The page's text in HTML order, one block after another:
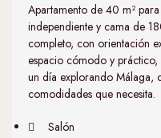
Apartamento de 40 m²
independiente y cama de
completo, con orientación
espacio cómodo y práctico,
un día explorando Málaga,
comodidades que necesita.
Salón